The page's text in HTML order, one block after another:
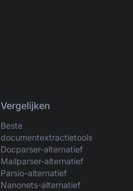
Vergelijken
Beste
documentextractietools
Docparser-alternatief
Mailparser-alternatief
Parsio-alternatief
Nanonets-alternatief